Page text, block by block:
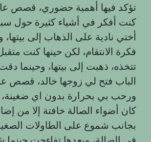
تؤكد فيها أهمية حضوري، قصص
كنت أفكر في أشياء كثيرة حول
أختي نادية على الذهاب إلى
فكرة الانتقام، لكن حينها كنت
تتخذه، ذهبت إلى بيتها، وحينما
الباب فتح لي زوجها خالد، قصص
ورحب بي بحرارة بدون اي ضغينة،
كان أضواء الصالة خافتة إلا من
بجانب شموع على الطاولات